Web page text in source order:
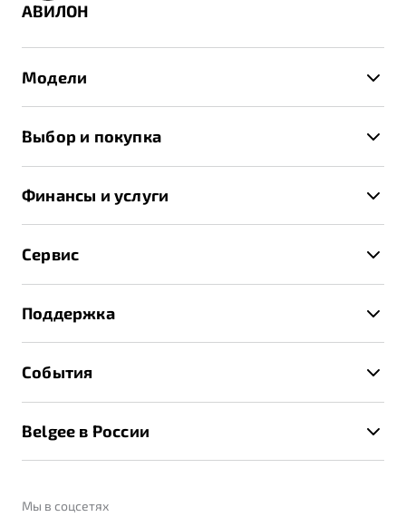
АВИЛОН
Модели
X70
Выбор и покупка
Записаться на тест-драйв
Получить предложение
Финансы и услуги
Страхование
Расчет КАСКО
Сервис
Техническое обслуживание
Калькулятор ТО
Поддержка
Помощь на дорогах
Belgee Линк
События
Belgee в России
О дилерском центре
Мы в соцсетях